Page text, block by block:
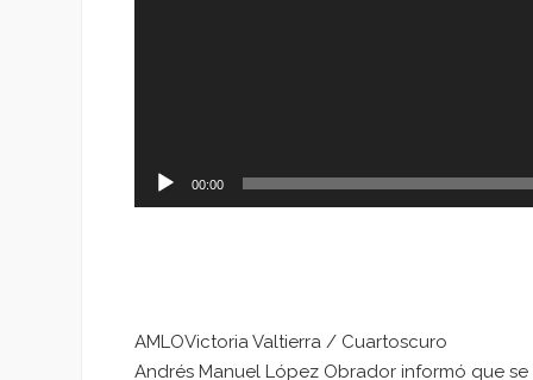
00:00
AMLOVictoria Valtierra / Cuartoscuro
Andrés Manuel López Obrador informó que